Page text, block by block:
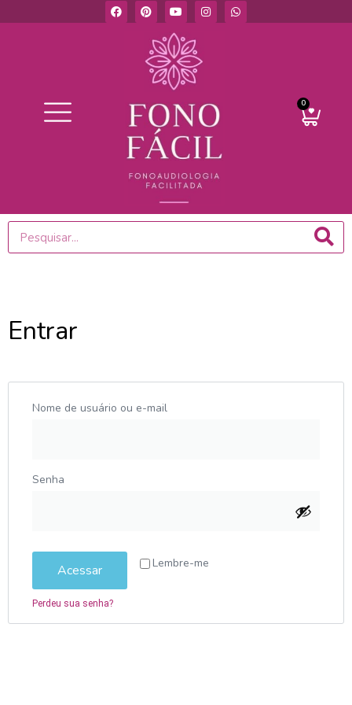
0
Entrar
Nome de usuário ou e-mail
Senha
Lembre-me
Acessar
Perdeu sua senha?